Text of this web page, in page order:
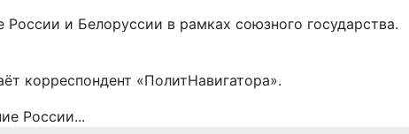
и Белоруссии в рамках союзного государства.
корреспондент «ПолитНавигатора».